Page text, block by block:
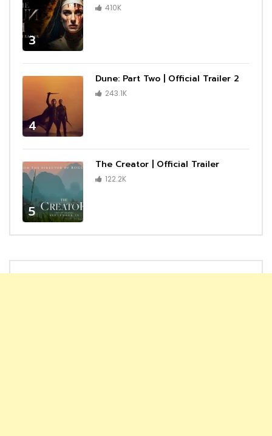
3
410K
4
Dune: Part Two | Official Trailer 2
243.1K
5
The Creator | Official Trailer
122.2K